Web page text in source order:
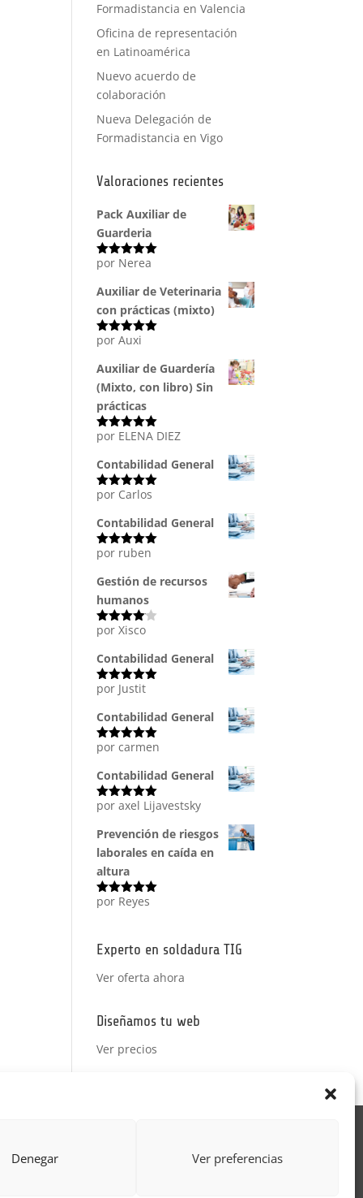
Denegar Ver preferencias
Formadistancia en Valencia
Oficina de representación
en Latinoamérica
Nuevo acuerdo de
colaboración
Nueva Delegación de
Formadistancia en Vigo
Valoraciones recientes
Pack Auxiliar de
Guarderia
Valorado
por Nerea
Auxiliar de Veterinaria
con prácticas (mixto)
Valorado
por Auxi
Auxiliar de Guardería
(Mixto, con libro) Sin
prácticas
Valorado
por ELENA DIEZ
Contabilidad General
Valorado
por Carlos
Contabilidad General
Valorado
por ruben
Gestión de recursos
humanos
Valorado
5
por Xisco
Contabilidad General
Valorado
por Justit
Contabilidad General
Valorado
por carmen
Contabilidad General
Valorado
por axel Lijavestsky
Prevención de riesgos
laborales en caída en
altura
Valorado
por Reyes
Experto en soldadura TIG
Ver oferta ahora
Diseñamos tu web
Ver precios
Formulario uso de imagen